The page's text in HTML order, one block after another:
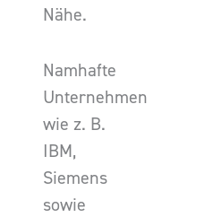
Nähe.
Namhafte
Unternehmen
wie z. B.
IBM,
Siemens
sowie